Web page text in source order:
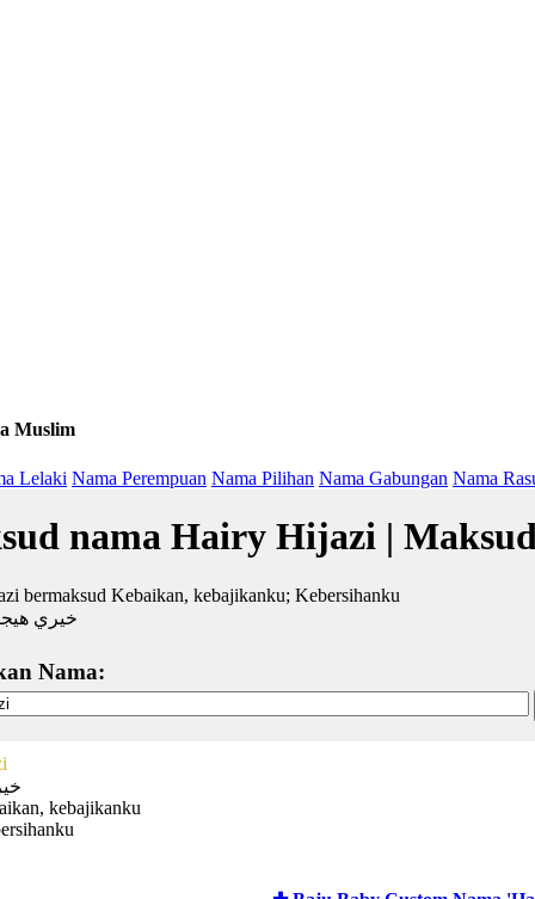
Muslim
Lelaki Nama Perempuan Nama Pilihan Nama Gabungan Nama
nama Hairy Hijazi |
bermaksud Kebaikan, kebajikanku; Kebersihanku
خيري
Nama:
kebajikanku